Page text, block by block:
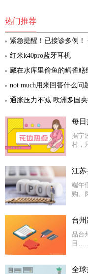
热门推荐
紧急提醒！已接诊多例！
红米k40pro蓝牙耳机
藏在水库里偷鱼的鳄雀鳝
not much用来回答什么问
通胀压力不减 欧洲多国
每
据宁
村，
江
端午
购、
台
品台
目